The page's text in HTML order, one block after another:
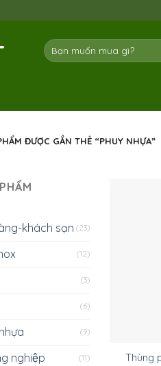
Tìm
kiếm:
ĐƯỢC GẮN THẺ “PHUY NHỰA”
khách sạn (23)
(12)
(3)
(6)
(9)
nghiệp (11) Thùng